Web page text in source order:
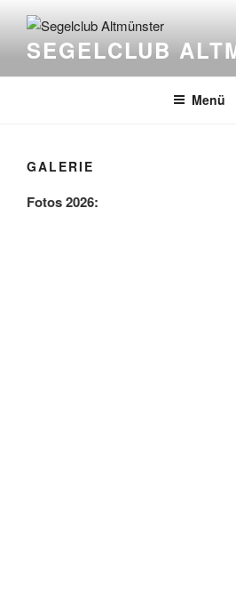
Inhalt
springenSEGELCLUB
Menü
GALERIE
Fotos 2026: